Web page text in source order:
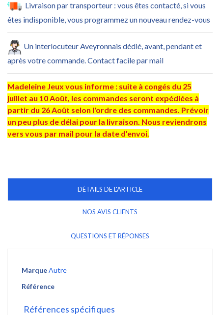
Livraison par transporteur : vous êtes contacté, si vous
êtes indisponible, vous programmez un nouveau rendez-vous
Un interlocuteur Aveyronnais dédié, avant, pendant et
après votre commande. Contact facile par mail
Madeleine Jeux vous informe : suite à congés du 25
juillet au 10 Août, les commandes seront expédiées à
partir du 26 Août selon l'ordre des commandes. Prévoir
un peu plus de délai pour la livraison. Nous reviendrons
vers vous par mail pour la date d'envoi.
DÉTAILS DE L'ARTICLE
NOS AVIS CLIENTS
QUESTIONS ET RÉPONSES
MarqueAutre
Référence
Références spécifiques